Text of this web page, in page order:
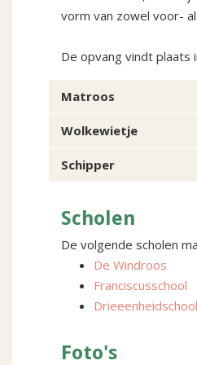
vorm van zowel voor-
De opvang vindt plaats
Matroos
Wolkewietje
Schipper
Scholen
De volgende scholen
De Windroos
Franciscusschool
Drieeenheidschool
Foto's